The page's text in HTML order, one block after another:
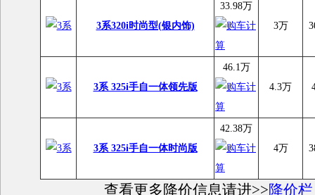
3系320i时尚型(银内饰)
33.98万
3万
3系 325i手自一体领先版
46.1万
4.3万
3系 325i手自一体时尚版
42.38万
4万
查看更多降价信息请进>>降价